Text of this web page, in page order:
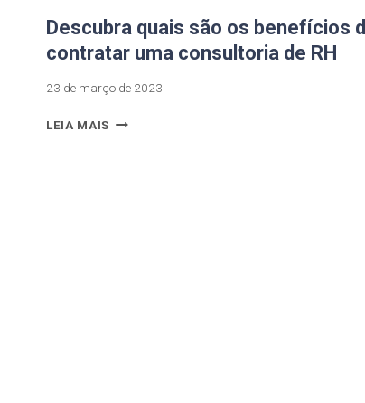
Descubra quais são os benefícios
contratar uma consultoria de RH
23 de março de 2023
LEIA MAIS